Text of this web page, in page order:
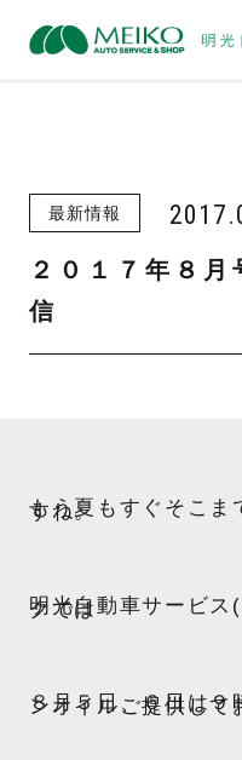
最新情報
２０１７年８月
信
もう夏もすぐそこま
すね。
明光自動車サービス
クでは
８月５日、６日は９
ンオイルご提供して